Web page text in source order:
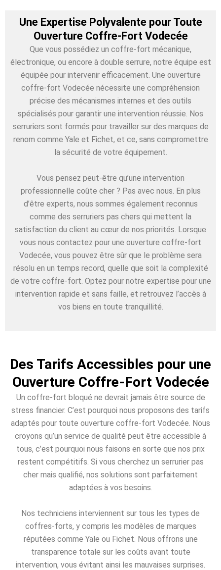
Une Expertise Polyvalente pour Toute
Ouverture Coffre-Fort Vodecée
Que vous possédiez un coffre-fort mécanique,
électronique, ou encore à double serrure, notre équipe est
équipée pour intervenir efficacement. Une ouverture
coffre-fort Vodecée nécessite une compréhension
précise des mécanismes internes et des outils
spécialisés pour garantir une intervention réussie. Nos
serruriers sont formés pour travailler sur des marques de
renom comme Yale et Fichet, et ce, sans compromettre
la sécurité de votre équipement.
Vous pensez peut-être qu’une intervention
professionnelle coûte cher ? Pas avec nous. En plus
d’être experts, nous sommes également reconnus
comme des serruriers pas chers qui mettent la
satisfaction du client au cœur de nos priorités. Lorsque
vous nous contactez pour une ouverture coffre-fort
Vodecée, vous pouvez être sûr que le problème sera
résolu en un temps record, quelle que soit la complexité
de votre coffre-fort. Optez pour notre expertise pour une
intervention rapide et sans faille, et retrouvez l’accès à
vos biens en toute tranquillité.
Des Tarifs Accessibles pour une
Ouverture Coffre-Fort Vodecée
Un coffre-fort bloqué ne devrait jamais être source de
stress financier. C’est pourquoi nous proposons des tarifs
adaptés pour toute ouverture coffre-fort Vodecée. Nous
croyons qu’un service de qualité peut être accessible à
tous, c’est pourquoi nous faisons en sorte que nos prix
restent compétitifs. Si vous cherchez un serrurier pas
cher mais qualifié, nos solutions sont parfaitement
adaptées à vos besoins.
Nos techniciens interviennent sur tous les types de
coffres-forts, y compris les modèles de marques
réputées comme Yale ou Fichet. Nous offrons une
transparence totale sur les coûts avant toute
intervention, vous évitant ainsi les mauvaises surprises.